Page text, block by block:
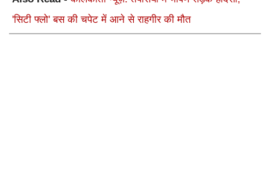
'सिटी फ्लो' बस की चपेट में आने से राहगीर की मौत